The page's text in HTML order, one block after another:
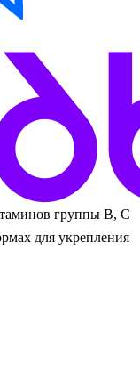
группы В, С
для укрепления